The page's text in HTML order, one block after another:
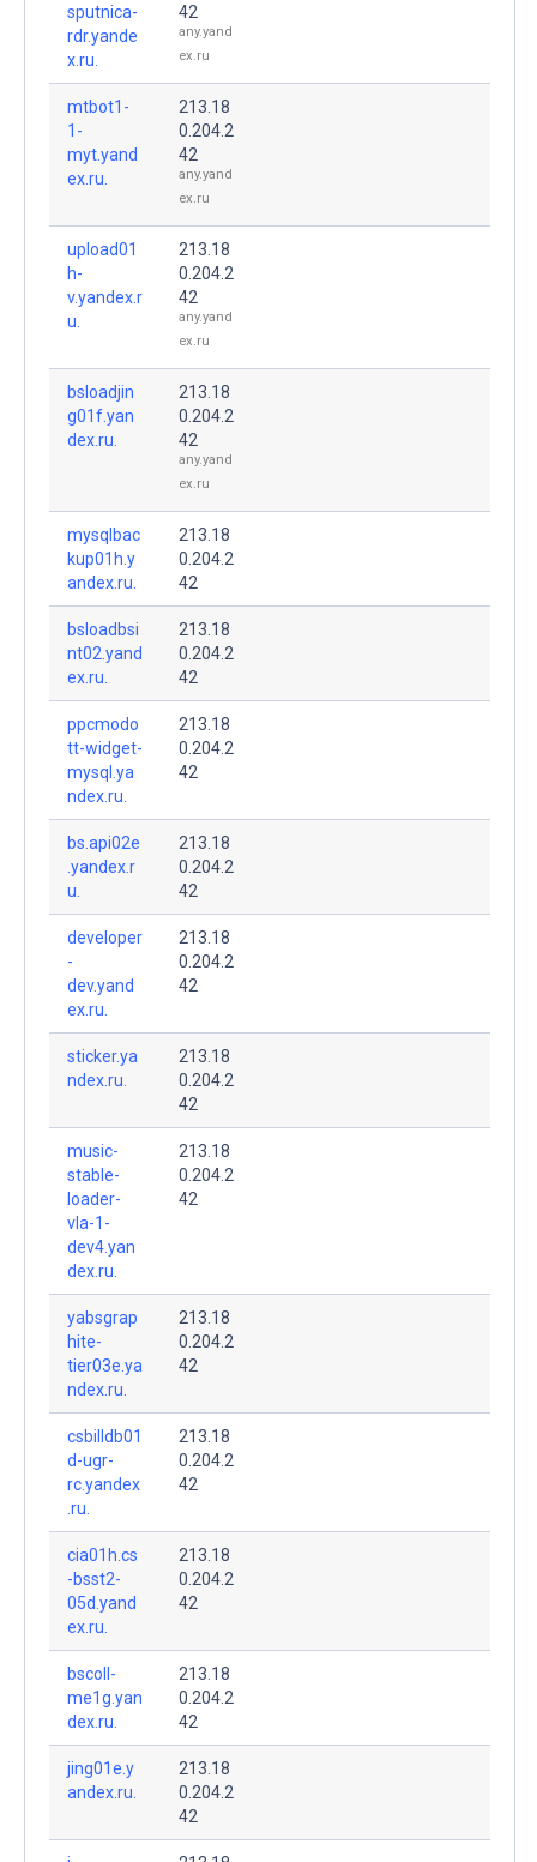
sputnica-
rdr.yande
x.ru.
42
any.yand
ex.ru
mtbot1-
1-
myt.yand
ex.ru.
213.18
0.204.2
42
any.yand
ex.ru
upload01
h-
v.yandex.r
u.
213.18
0.204.2
42
any.yand
ex.ru
bsloadjin
g01f.yan
dex.ru.
213.18
0.204.2
42
any.yand
ex.ru
mysqlbac
kup01h.y
andex.ru.
213.18
0.204.2
42
bsloadbsi
nt02.yand
ex.ru.
213.18
0.204.2
42
ppcmodo
tt-widget-
mysql.ya
ndex.ru.
213.18
0.204.2
42
bs.api02e
.yandex.r
u.
213.18
0.204.2
42
developer
-
dev.yand
ex.ru.
213.18
0.204.2
42
sticker.ya
ndex.ru.
213.18
0.204.2
42
music-
stable-
loader-
vla-1-
dev4.yan
dex.ru.
213.18
0.204.2
42
yabsgrap
hite-
tier03e.ya
ndex.ru.
213.18
0.204.2
42
csbilldb01
d-ugr-
rc.yandex
.ru.
213.18
0.204.2
42
cia01h.cs
-bsst2-
05d.yand
ex.ru.
213.18
0.204.2
42
bscoll-
me1g.yan
dex.ru.
213.18
0.204.2
42
jing01e.y
andex.ru.
213.18
0.204.2
42